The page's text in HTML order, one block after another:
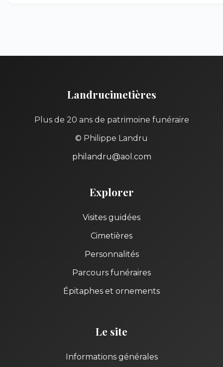
Landrucimetières
Plus de 20 ans de patrimoine funéraire
© Philippe Landru
philandru@aol.com
Explorer
Visites guidées
Cimetières
Personnalités
Parcours funéraires
Épitaphes et ornements
Le site
Informations générales